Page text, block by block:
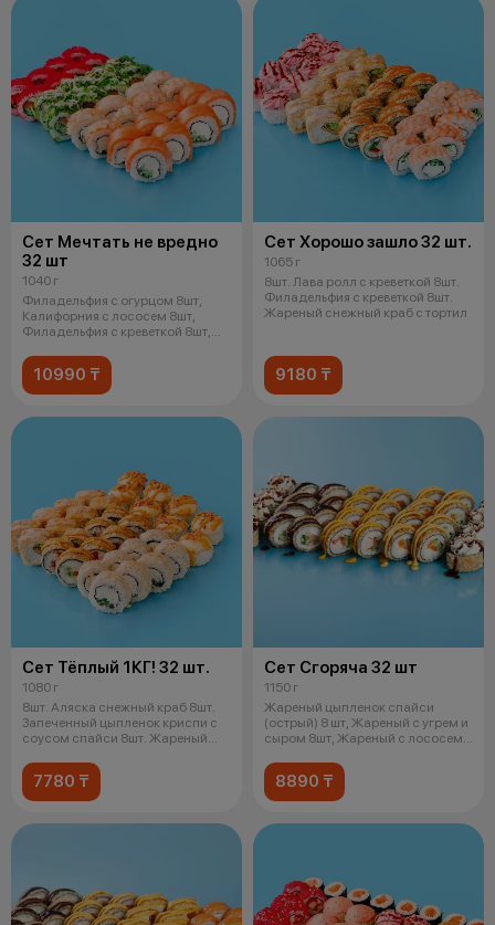
Сет Мечтать не вредно
32 шт
1040 г
Филадельфия с огурцом 8шт,
Калифорния с лососем 8шт,
Филадельфия с креветкой 8шт,
10990 ₸
Сет Хорошо зашло 32 шт.
1065 г
8шт. Лава ролл с креветкой 8шт.
Филадельфия с креветкой 8шт.
Жареный снежный краб с тортил
9180 ₸
Сет Тёплый 1КГ! 32 шт.
1080 г
8шт. Аляска снежный краб 8шт.
Запеченный цыпленок криспи с
соусом спайси 8шт. Жареный
7780 ₸
Сет Сгоряча 32 шт
1150 г
Жареный цыпленок спайси
(острый) 8 шт, Жареный с угрем и
сыром 8шт, Жареный с лососем
8890 ₸